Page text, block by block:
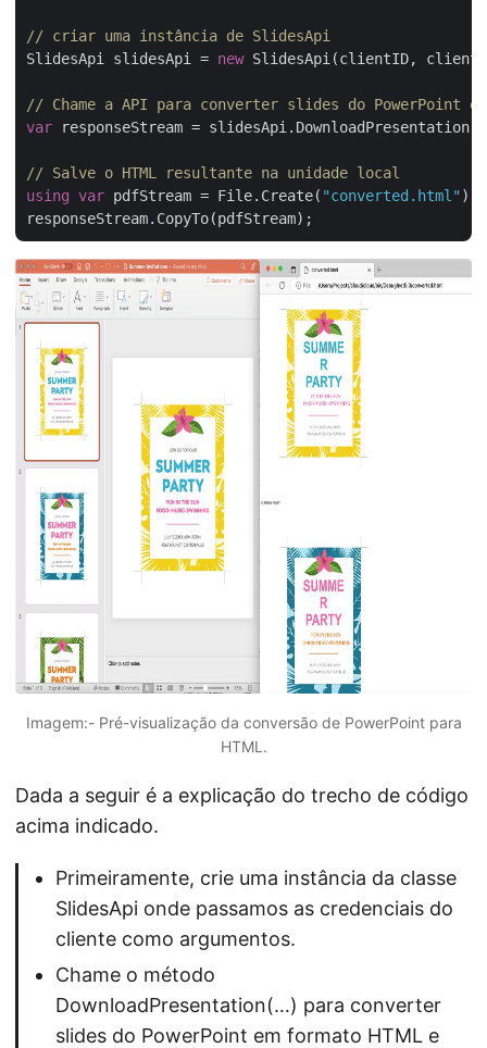
// criar uma instância de SlidesApi
SlidesApi slidesApi = new SlidesApi(clientID,
// Chame a API para converter slides do PowerPoint em
var responseStream = slidesApi.DownloadPresentation(
// Salve o HTML resultante na unidade local
using
var pdfStream = File.Create( "converted.html" );
Imagem:- Pré-visualização da conversão de PowerPoint para
HTML.
Dada a seguir é a explicação do trecho de código
acima indicado.
Primeiramente, crie uma instância da classe
SlidesApi onde passamos as credenciais do
cliente como argumentos.
Chame o método
DownloadPresentation(…) para converter
slides do PowerPoint em formato HTML e